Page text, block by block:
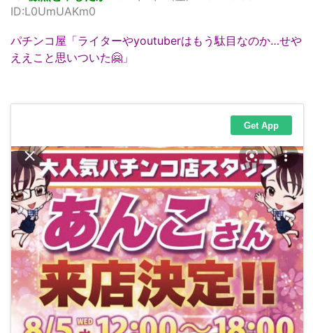
ID:L0UmUAKm0
パチンコ屋「ライターやyoutuberはもう駄目なのか…せや
ええこと思いついた🤗」